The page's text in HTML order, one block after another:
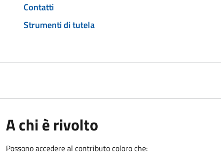
Contatti
Strumenti di tutela
A chi è rivolto
Possono accedere al contributo coloro che: